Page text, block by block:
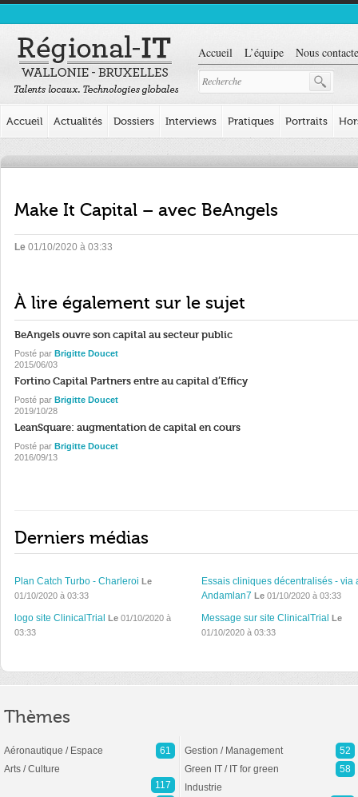
Accueil L’équipe Nous
Accueil Actualités Dossiers Interviews Pratiques Portraits
Make It Capital – avec BeAngels
Le 01/10/2020 à 03:33
À lire également sur le sujet
BeAngels ouvre son capital au secteur public
Posté par Brigitte Doucet
2015/06/03
Fortino Capital Partners entre au capital d’Efficy
Posté par Brigitte Doucet
2019/10/28
LeanSquare: augmentation de capital en cours
Posté par Brigitte Doucet
2016/09/13
Derniers médias
Plan Catch Turbo - Charleroi Le
01/10/2020 à 03:33
Essais cliniques décentralisés - via
Andamlan7 Le01/10/2020 à 03:33
logo site ClinicalTrial Le 01/10/2020 à
03:33
Message sur site ClinicalTrial Le
01/10/2020 à 03:33
Thèmes
Aéronautique / Espace
61
Arts / Culture
117
Gestion / Management
52
Green IT / IT for green
58
Industrie